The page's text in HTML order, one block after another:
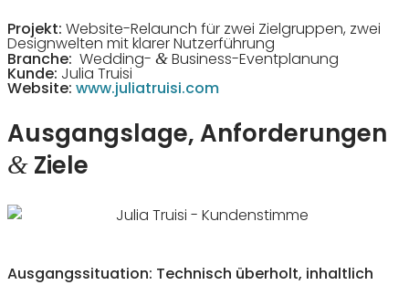
Projekt: Website-Relaunch für zwei Ziel­gruppen, zwei
Design­welten mit klarer Nutzerführung
Branche: Wedding- & Business-Eventplanung
Kunde: Julia Truisi
Website: www.juliatruisi.com
Ausgangslage, Anforderungen
& Ziele
Ausgangs­si­tua­tion: Tech­nisch über­holt, inhalt­lich